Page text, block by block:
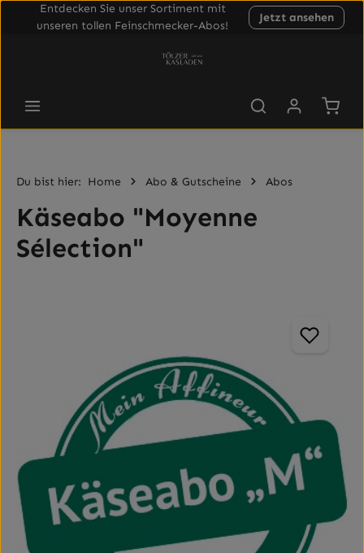
Entdecken Sie unser Sortiment mit
unseren tollen Feinschmecker-Abos!
Jetzt ansehen
Du bist hier: Home Abo & Gutscheine Abos
Käseabo "Moyenne
Sélection"